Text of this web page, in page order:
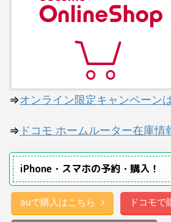
⇒オンライン限定キャンペーン
⇒ ドコモ ホームルーター在庫情
iPhone・スマホの予約・購入！
auで購入はこちら ドコモで